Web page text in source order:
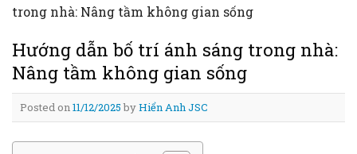
trong nhà: Nâng tầm không gian sống
Hướng dẫn bố trí ánh sáng trong nhà:
Nâng tầm không gian sống
Posted on11/12/2025 byHiển Anh JSC